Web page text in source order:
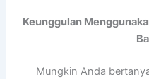
Keunggulan
Mungkin Anda